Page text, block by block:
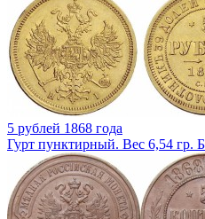
5 рублей 1868 года
Гурт пунктирный. Вес 6,54 гр.